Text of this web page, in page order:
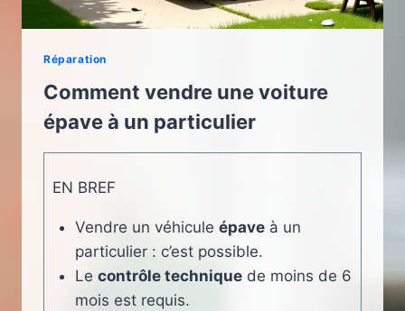
Réparation
Comment vendre une voiture
épave à un particulier
EN BREF
Vendre un véhicule épave à un
particulier : c’est possible.
Le contrôle technique de moins de 6
mois est requis.